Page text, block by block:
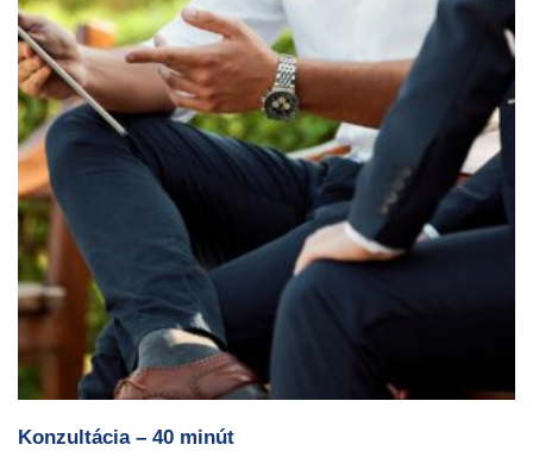
Konzultácia – 40 minút